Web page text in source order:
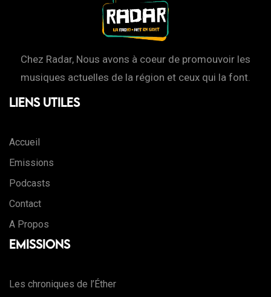
Chez Radar, Nous avons à coeur de promouvoir les
musiques actuelles de la région et ceux qui la font.
Liens Utiles
Accueil
Emissions
Podcasts
Contact
A Propos
Emissions
Les chroniques de l’Éther